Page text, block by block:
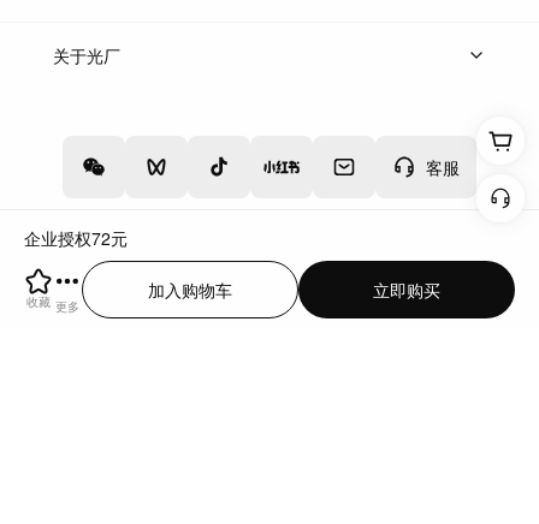
企业授权72元
收藏 更多
立即购买
加入购物车
客服
上架服务
关于光厂
增值电信业务经营许可证：川B2-20160192
川公网安备51019002000262
违法和不良信息举报中心